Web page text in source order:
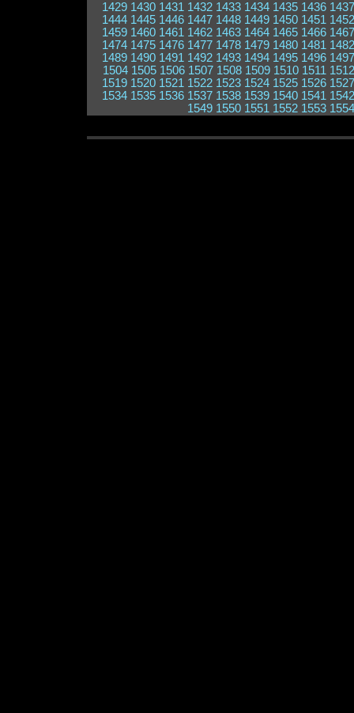
1429 1430 1431 1432 1433 1434 1435 1436 1437
1444 1445 1446 1447 1448 1449 1450 1451 1452
1459 1460 1461 1462 1463 1464 1465 1466 1467
1474 1475 1476 1477 1478 1479 1480 1481 1482
1489 1490 1491 1492 1493 1494 1495 1496 1497
1504 1505 1506 1507 1508 1509 1510 1511 1512
1519 1520 1521 1522 1523 1524 1525 1526 1527
1534 1535 1536 1537 1538 1539 1540 1541 1542
1549 1550 1551 1552 1553 1554